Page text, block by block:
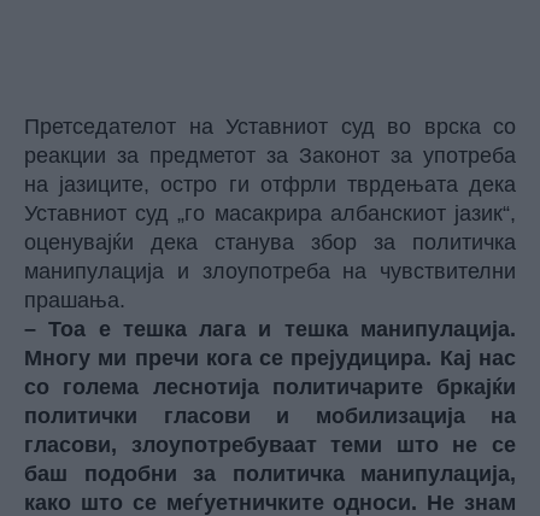
Претседателот на Уставниот суд во врска со
реакции за предметот за Законот за употреба
на јазиците, остро ги отфрли тврдењата дека
Уставниот суд „го масакрира албанскиот јазик“,
оценувајќи дека станува збор за политичка
манипулација и злоупотреба на чувствителни
прашања.
– Тоа е тешка лага и тешка манипулација.
Многу ми пречи кога се прејудицира. Кај нас
со голема леснотија политичарите бркајќи
политички гласови и мобилизација на
гласови, злоупотребуваат теми што не се
баш подобни за политичка манипулација,
како што се меѓуетничките односи. Не знам